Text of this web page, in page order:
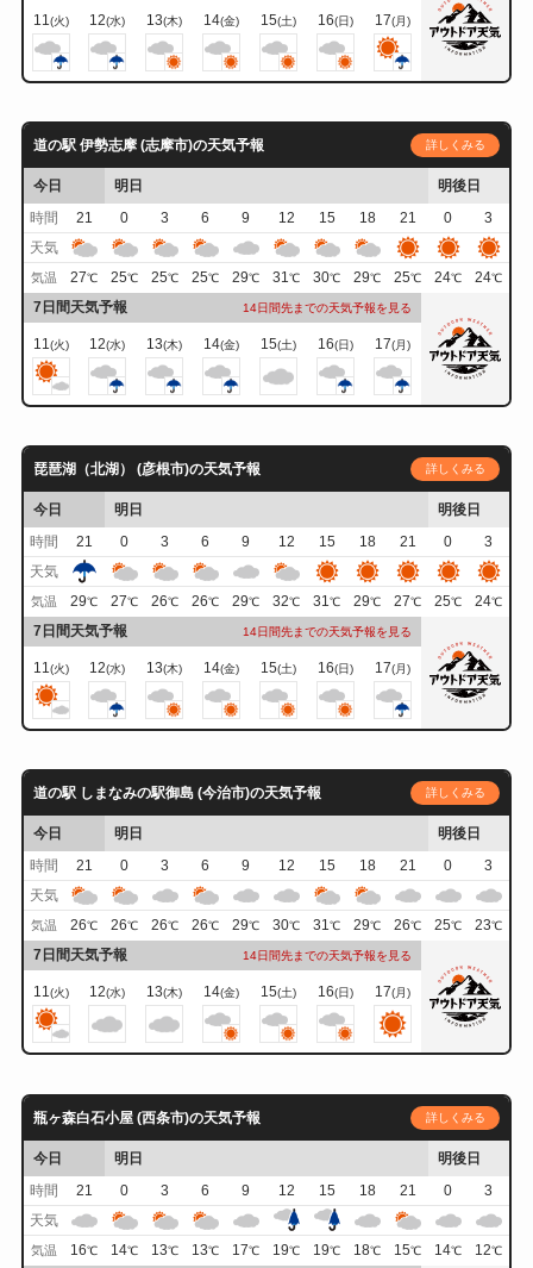
11(火) 12(水) 13(木) 14(金) 15(土) 16(日) 17(月)
道の駅 伊勢志摩 (志摩市)の天気予報 詳しくみる
今日 明日
明後日
時間
21 0 3 6 9 12 15 18 21 0
3
天気
気温 27℃ 25℃ 25℃ 25℃ 29℃ 31℃ 30℃ 29℃ 25℃ 24℃ 24℃
7日間天気予報 14日間先までの天気予報を見る
11(火) 12(水) 13(木) 14(金) 15(土) 16(日) 17(月)
琵琶湖（北湖） (彦根市)の天気予報 詳しくみる
今日 明日
明後日
時間
21 0 3 6 9 12 15 18 21 0
3
天気
気温 29℃ 27℃ 26℃ 26℃ 29℃ 32℃ 31℃ 29℃ 27℃ 25℃ 24℃
7日間天気予報 14日間先までの天気予報を見る
11(火) 12(水) 13(木) 14(金) 15(土) 16(日) 17(月)
道の駅 しまなみの駅御島 (今治市)の天気予報 詳しくみる
今日 明日
明後日
時間
21 0 3 6 9 12 15 18 21 0
3
天気
気温 26℃ 26℃ 26℃ 26℃ 29℃ 30℃ 31℃ 29℃ 26℃ 25℃ 23℃
7日間天気予報 14日間先までの天気予報を見る
11(火) 12(水) 13(木) 14(金) 15(土) 16(日) 17(月)
瓶ヶ森白石小屋 (西条市)の天気予報 詳しくみる
今日 明日
明後日
時間
21 0 3 6 9 12 15 18 21 0
3
天気
気温 16℃ 14℃ 13℃ 13℃ 17℃ 19℃ 19℃ 18℃ 15℃ 14℃ 12℃